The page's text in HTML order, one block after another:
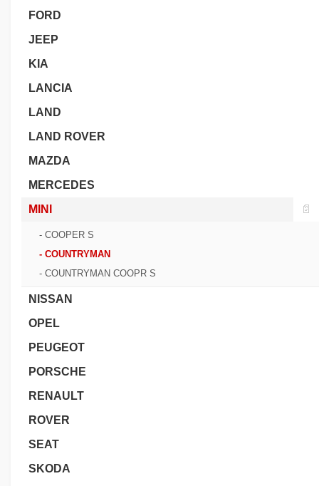
FORD
JEEP
KIA
LANCIA
LAND
LAND ROVER
MAZDA
MERCEDES
MINI
📄
- COOPER S
- COUNTRYMAN
- COUNTRYMAN COOPR S
NISSAN
OPEL
PEUGEOT
PORSCHE
RENAULT
ROVER
SEAT
SKODA